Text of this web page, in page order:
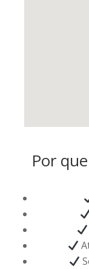
Por